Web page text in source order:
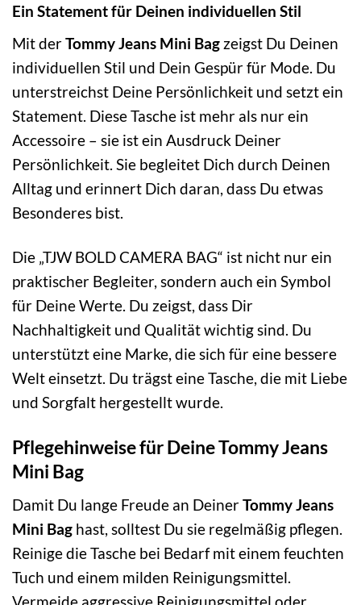
Ein Statement für Deinen individuellen Stil
Mit derTommy Jeans Mini Bag zeigst Du Deinen
individuellen Stil und Dein Gespür für Mode. Du
unterstreichst Deine Persönlichkeit und setzt ein
Statement. Diese Tasche ist mehr als nur ein
Accessoire – sie ist ein Ausdruck Deiner
Persönlichkeit. Sie begleitet Dich durch Deinen
Alltag und erinnert Dich daran, dass Du etwas
Besonderes bist.
Die „TJW BOLD CAMERA BAG“ ist nicht nur ein
praktischer Begleiter, sondern auch ein Symbol
für Deine Werte. Du zeigst, dass Dir
Nachhaltigkeit und Qualität wichtig sind. Du
unterstützt eine Marke, die sich für eine bessere
Welt einsetzt. Du trägst eine Tasche, die mit Liebe
und Sorgfalt hergestellt wurde.
Pflegehinweise für Deine Tommy Jeans
Mini Bag
Damit Du lange Freude an DeinerTommy Jeans
Mini Bag hast, solltest Du sie regelmäßig pflegen.
Reinige die Tasche bei Bedarf mit einem feuchten
Tuch und einem milden Reinigungsmittel.
Vermeide aggressive Reinigungsmittel oder